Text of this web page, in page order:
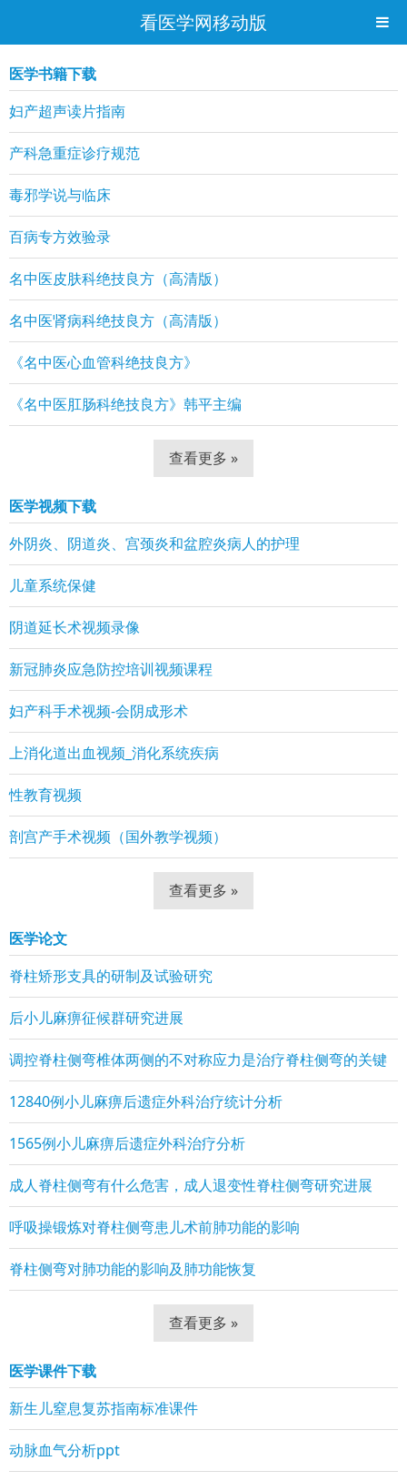
看医学网移动版
医学书籍下载
妇产超声读片指南
产科急重症诊疗规范
毒邪学说与临床
百病专方效验录
名中医皮肤科绝技良方（高清版）
名中医肾病科绝技良方（高清版）
《名中医心血管科绝技良方》
《名中医肛肠科绝技良方》韩平主编
查看更多 »
医学视频下载
外阴炎、阴道炎、宫颈炎和盆腔炎病人的护理
儿童系统保健
阴道延长术视频录像
新冠肺炎应急防控培训视频课程
妇产科手术视频-会阴成形术
上消化道出血视频_消化系统疾病
性教育视频
剖宫产手术视频（国外教学视频）
查看更多 »
医学论文
脊柱矫形支具的研制及试验研究
后小儿麻痹征候群研究进展
调控脊柱侧弯椎体两侧的不对称应力是治疗脊柱侧弯的关键
12840例小儿麻痹后遗症外科治疗统计分析
1565例小儿麻痹后遗症外科治疗分析
成人脊柱侧弯有什么危害，成人退变性脊柱侧弯研究进展
呼吸操锻炼对脊柱侧弯患儿术前肺功能的影响
脊柱侧弯对肺功能的影响及肺功能恢复
查看更多 »
医学课件下载
新生儿窒息复苏指南标准课件
动脉血气分析ppt